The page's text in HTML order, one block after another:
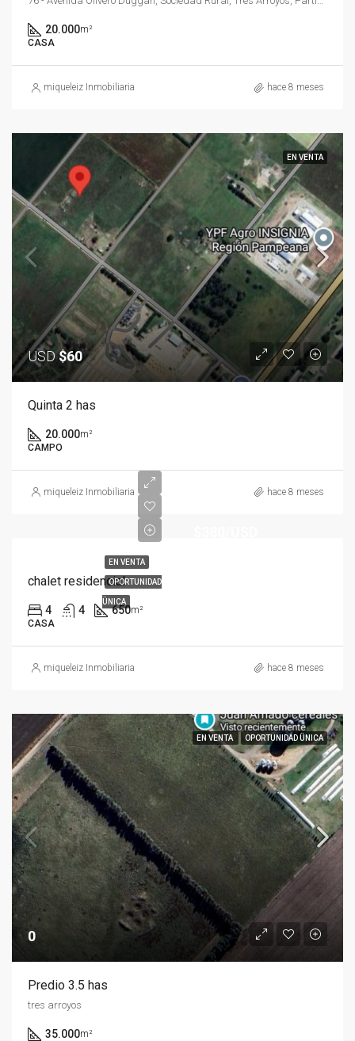
20.000m²
CASA
miqueleiz Inmobiliaria hace 8 meses
EN VENTA
USD$60
Quinta 2 has
20.000m²
CAMPO
miqueleiz Inmobiliaria hace 8 meses
EN VENTA
OPORTUNIDAD
ÜNICA
chalet residencial
4 4 650m²
CASA
miqueleiz Inmobiliaria hace 8 meses
EN VENTA OPORTUNIDAD ÜNICA
0
Predio 3.5 has
tres arroyos
35.000m²